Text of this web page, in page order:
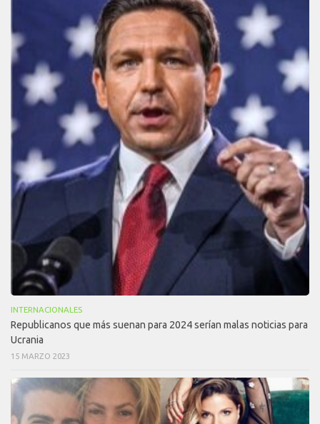
INTERNACIONALES
Republicanos que más suenan para 2024 serían malas noticias para
Ucrania
15 MARZO 2023